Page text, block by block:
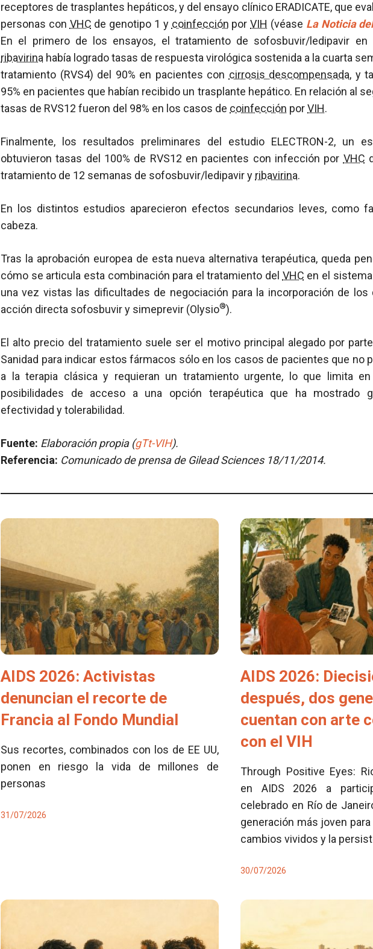
receptores de trasplantes hepáticos, y del ensayo clínico ERADICATE, que
personas con VHC de genotipo 1 y coinfección porVIH (véase La Noticia
En el primero de los ensayos, el tratamiento de sofosbuvir/ledipavir en
ribavirina había logrado tasas de respuesta virológica sostenida a la cuarta
tratamiento (RVS4) del 90% en pacientes con cirrosis descompensada, y
95% en pacientes que habían recibido un trasplante hepático. En relación al
tasas de RVS12 fueron del 98% en los casos de coinfección porVIH.
Finalmente, los resultados preliminares del estudio ELECTRON-2, un
obtuvieron tasas del 100% de RVS12 en pacientes con infección por VHC
tratamiento de 12 semanas de sofosbuvir/ledipavir y ribavirina.
En los distintos estudios aparecieron efectos secundarios leves, como
cabeza.
Tras la aprobación europea de esta nueva alternativa terapéutica, queda
cómo se articula esta combinación para el tratamiento del VHC en el
una vez vistas las dificultades de negociación para la incorporación de los
acción directa sofosbuvir y simeprevir (Olysio®).
El alto precio del tratamiento suele ser el motivo principal alegado por
Sanidad para indicar estos fármacos sólo en los casos de pacientes que no
a la terapia clásica y requieran un tratamiento urgente, lo que limita
posibilidades de acceso a una opción terapéutica que ha mostrado
efectividad y tolerabilidad.
Fuente: Elaboración propia (gTt-VIH).
Referencia: Comunicado de prensa de Gilead Sciences 18/11/2014.
AIDS 2026: Activistas
denuncian el recorte de
Francia al Fondo Mundial
Sus recortes, combinados con los de EE UU,
ponen en riesgo la vida de millones de
personas
31/07/2026
AIDS 2026:
después, dos
cuentan con arte
con el VIH
Through Positive Eyes:
en AIDS 2026 a
celebrado en Río de
generación más joven
cambios vividos y la
30/07/2026